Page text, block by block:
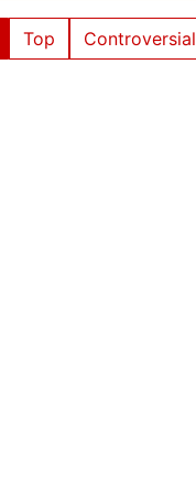
Top Controversial